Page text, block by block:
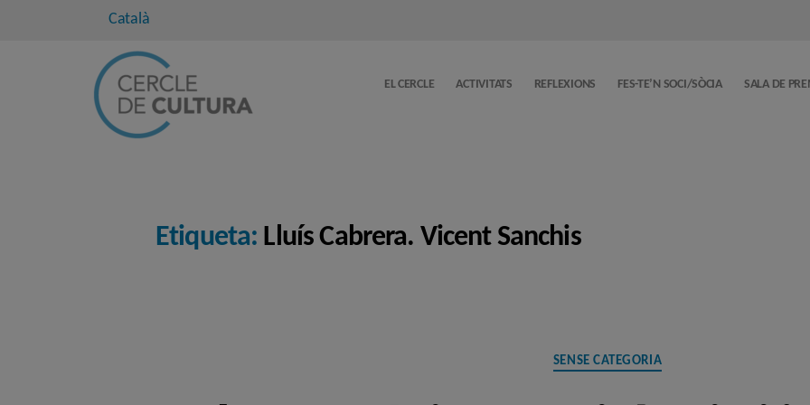
Català
EL CERCLE ACTIVITATS REFLEXIONS FES-TE’N SOCI/SÒCIA SALA DE
Etiqueta: Lluís Cabrera. Vicent Sanchis
Categories
SENSE CATEGORIA